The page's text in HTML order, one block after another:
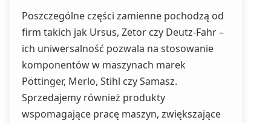
Poszczególne części zamienne pochodzą od
firm takich jak Ursus, Zetor czy Deutz-Fahr –
ich uniwersalność pozwala na stosowanie
komponentów w maszynach marek
Pöttinger, Merlo, Stihl czy Samasz.
Sprzedajemy również produkty
wspomagające pracę maszyn, zwiększające